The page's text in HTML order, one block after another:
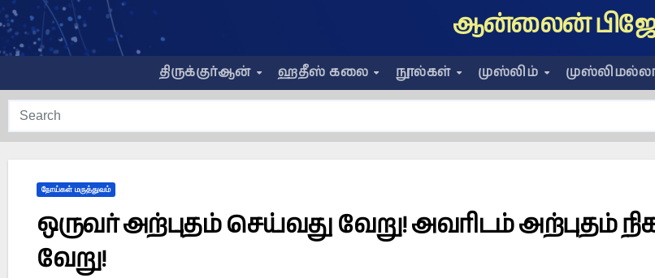
Skip
to
content
ஆன்லைன் பிஜே
திருக்குர்ஆன் ஹதீஸ் கலை நூல்கள் முஸ்லிம்
நோய்கள் மருத்துவம்
ஒருவர் அற்புதம் செய்வது வேறு! அவரிடம் அற்புதம்
வேறு!